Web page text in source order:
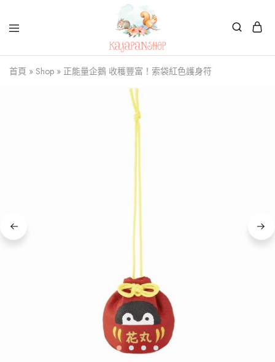
Kajapanshop
日
韓
首頁 » Shop » 正能量企鵝 收穫豐富！索袋紅色護身符